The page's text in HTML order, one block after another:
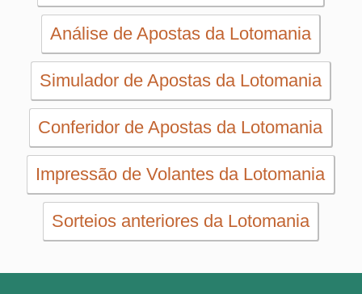
Mega-Sena
Lotofácil
Quina
+Milionária
Dia de Sorte
Super Sete
Timemania
Dupla-Sena
Lotomania
Loteria Federal